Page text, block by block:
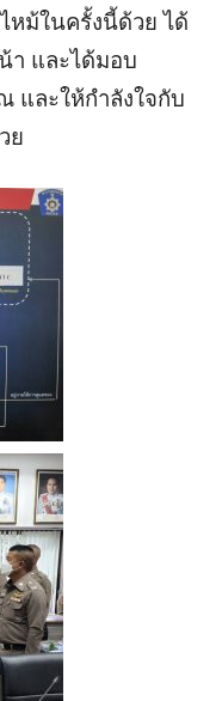
หม้ในครั้งนี้ด้วย ได้
า และได้มอบ
และให้กำลังใจกับ
ย